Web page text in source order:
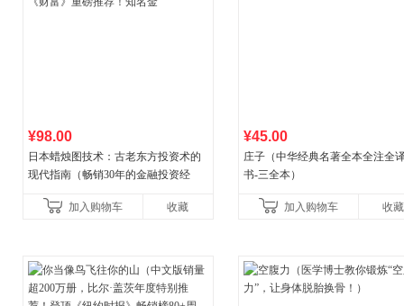
¥98.00
日本蜡烛图技术：古老东方投资术的
现代指南（畅销30年的金融投资经
《财富》重磅推荐！知名金
加入购物车 收藏
¥45.00
庄子（中华经典名著全本全注全
书-三全本）
加入购物车 收藏